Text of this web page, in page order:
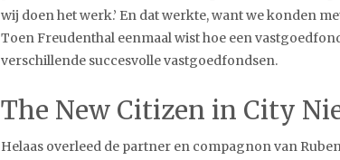
wij doen het werk.’ En dat werkte, want we konden
Toen Freudenthal eenmaal wist hoe een
verschillende succesvolle vastgoedfondsen.
The New Citizen in City
Helaas overleed de partner en compagnon van